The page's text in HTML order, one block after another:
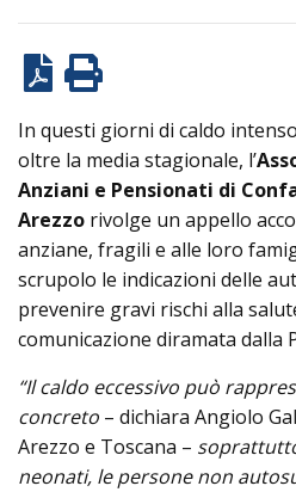
In questi giorni di caldo
oltre la media stagionale, l’
Anziani e Pensionati di
Arezzo rivolge un appello
anziane, fragili e alle loro
scrupolo le indicazioni delle
prevenire gravi rischi alla
comunicazione diramata dalla
“Il caldo eccessivo può
concreto – dichiara Angiolo
Arezzo e Toscana –
neonati, le persone non